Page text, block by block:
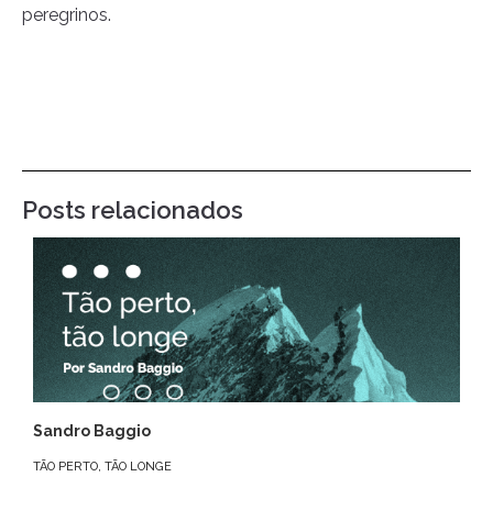
peregrinos.
Posts relacionados
Sandro Baggio
TÃO PERTO, TÃO LONGE